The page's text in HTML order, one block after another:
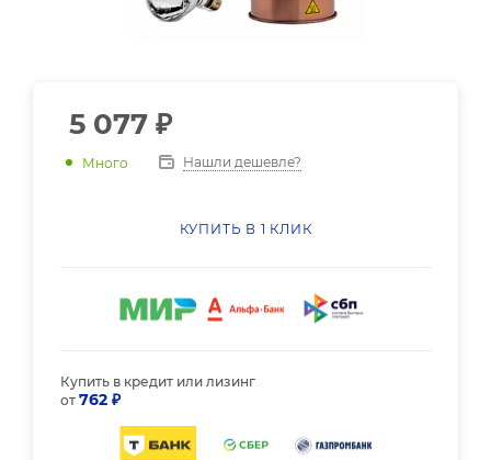
5 077 ₽
Много Нашли дешевле?
КУПИТЬ В 1 КЛИК
Купить в кредит или лизинг
от 762 ₽